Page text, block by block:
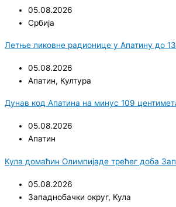
05.08.2026
Србија
Летње ликовне радионице у Апатину до
05.08.2026
Апатин, Култура
Дунав код Апатина на минус 109
05.08.2026
Апатин
Кула домаћин Олимпијаде трећег доба
05.08.2026
Западнобачки округ, Кула